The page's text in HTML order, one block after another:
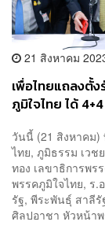
21 สิงหาคม
เพื่อไทยแถลงตั้
ภูมิใจไทย ได้
วันนี้ (21 สิงหาคม
ไทย, ภูมิธรรม เวช
ทอง เลขาธิการพ
พรรคภูมิใจไทย, ร.
รัฐ, พีระพันธุ์ สาลี
ศิลปอาชา หัวหน้า